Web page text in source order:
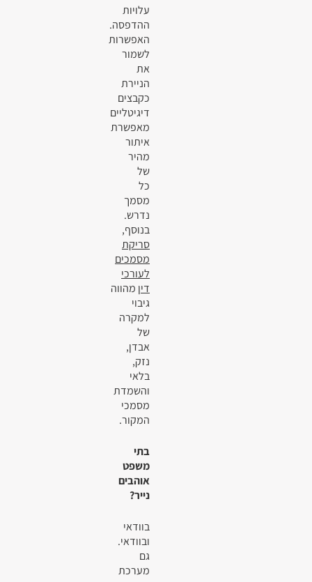
עלויות
ההדפסה.
האפשרות
לשמור
את
הניירת
כקבצים
דיגיטליים
מאפשרת
איתור
מהיר
של
כל
מסמך
נדרש.
בנוסף,
סריקת
מסמכים
לעורכי
דין מהווה
גיבוי
למקרה
של
אבדן,
נזק,
בלאי
והשמדת
מסמכי
המקור.
בתי
משפט
אוהבים
נייר?
בוודאי
ובוודאי.
גם
מערכת